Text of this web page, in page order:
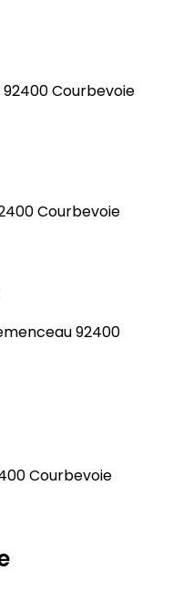
92400 Courbevoie
Courbevoie
92400
Courbevoie